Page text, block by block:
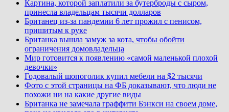
Картина, которой заплатили за бутерброды с сыром,
принесла владельцам тысячи долларов
Британец из-за пандемии 6 лет прожил с пенисом,
пришитым к руке
Британка вышла замуж за кота, чтобы обойти
ограничения домовладельца
Мир готовится к появлению «самой маленькой плохой
девочки»
Годовалый шопоголик купил мебели на $2 тысячи
Фото с этой страницы на ФБ доказывают, что люди не
похожи ни на какие другие виды
Британка не замечала граффити Бэнкси на своем доме,